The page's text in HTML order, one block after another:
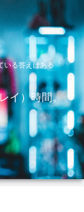
いる答えはある
イ）時間。